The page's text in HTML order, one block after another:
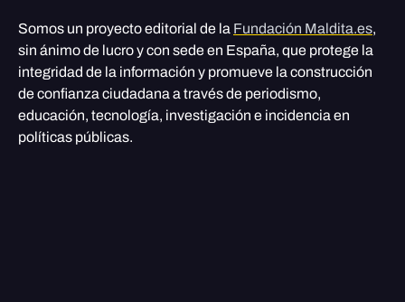
Somos un proyecto editorial de la Fundación Maldita.es,
sin ánimo de lucro y con sede en España, que protege la
integridad de la información y promueve la construcción
de confianza ciudadana a través de periodismo,
educación, tecnología, investigación e incidencia en
políticas públicas.